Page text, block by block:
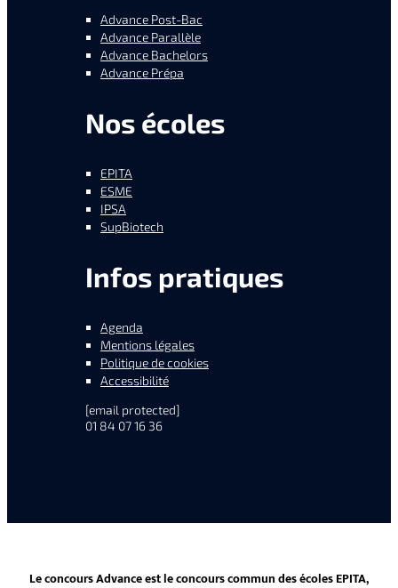
Advance Post-Bac
Advance Parallèle
Advance Bachelors
Advance Prépa
Nos écoles
EPITA
ESME
IPSA
SupBiotech
Infos pratiques
Agenda
Mentions légales
Politique de cookies
Accessibilité
[email protected]
01 84 07 16 36
Le concours Advance est le concours commun des écoles EPITA,